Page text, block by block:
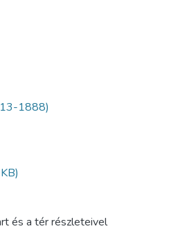
1888)
és a tér részleteivel